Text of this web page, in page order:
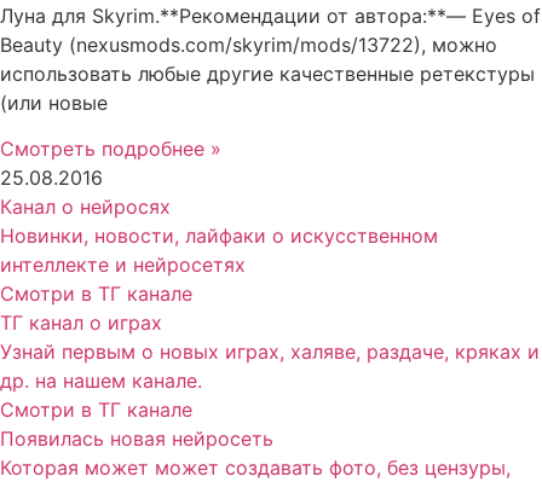
Луна для Skyrim.**Рекомендации от автора:**— Eyes of
Beauty (nexusmods.com/skyrim/mods/13722), можно
использовать любые другие качественные ретекстуры
(или новые
Смотреть подробнее »
25.08.2016
Канал о нейросях
Новинки, новости, лайфаки о искусственном
интеллекте и нейросетях
Смотри в ТГ канале
ТГ канал о играх
Узнай первым о новых играх, халяве, раздаче, кряках и
др. на нашем канале.
Смотри в ТГ канале
Появилась новая нейросеть
Которая может может создавать фото, без цензуры,